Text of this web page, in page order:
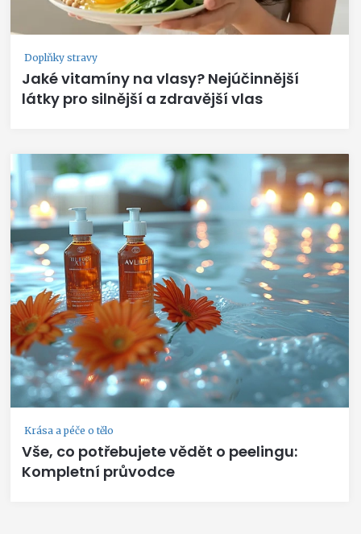
Doplňky stravy
Jaké vitamíny na vlasy? Nejúčinnější
látky pro silnější a zdravější vlas
Krása a péče o tělo
Vše, co potřebujete vědět o peelingu:
Kompletní průvodce